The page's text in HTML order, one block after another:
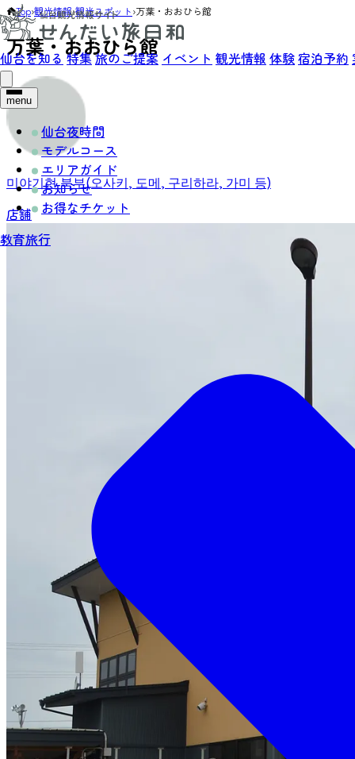
仙台を知る 特集旅のご提案 イベント 観光情報 体験宿泊予約
menu
仙台夜時間
モデルコース
エリアガイド
お知らせ
お得なチケット
教育旅行
Top›観光情報›観光スポット›万葉・おおひら館
万葉・おおひら館
미야기현 북부(오사키, 도메, 구리하라, 가미 등)
店舗